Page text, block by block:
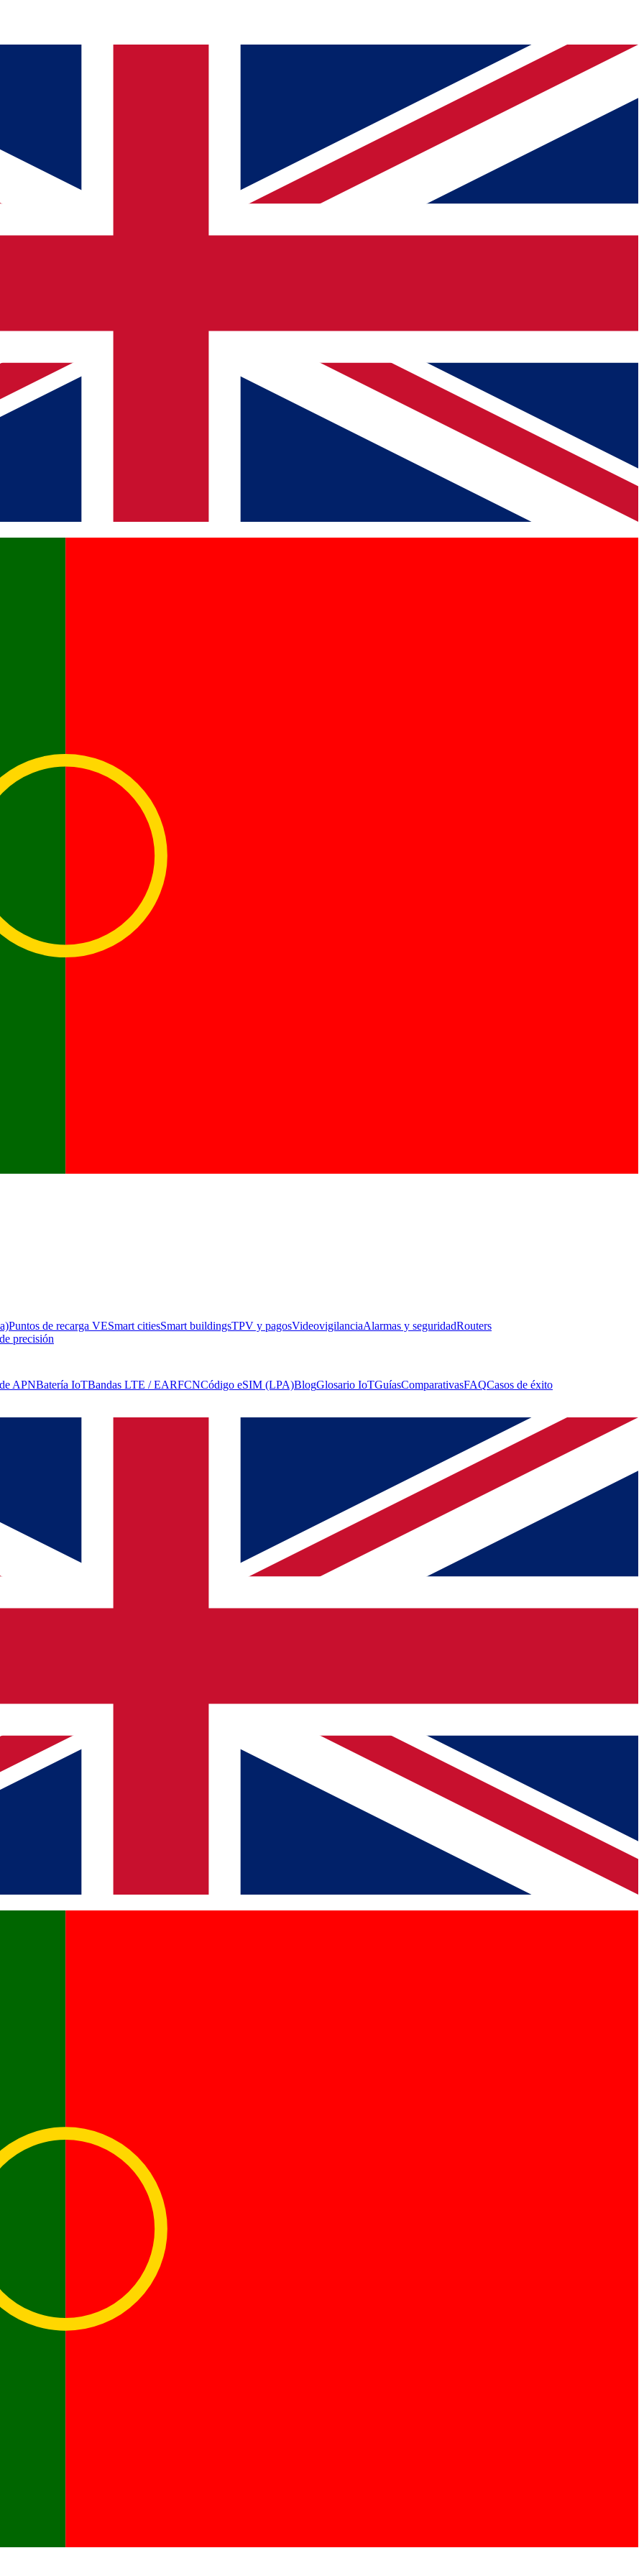
Puntos de recarga VESmart citiesSmart buildingsTPV y pagosVideovigilanciaAlarmas y seguridadRouters
precisión
APNBatería IoTBandas LTE / EARFCNCódigo eSIM (LPA)BlogGlosario IoTGuíasComparativasFAQCasos de éxito